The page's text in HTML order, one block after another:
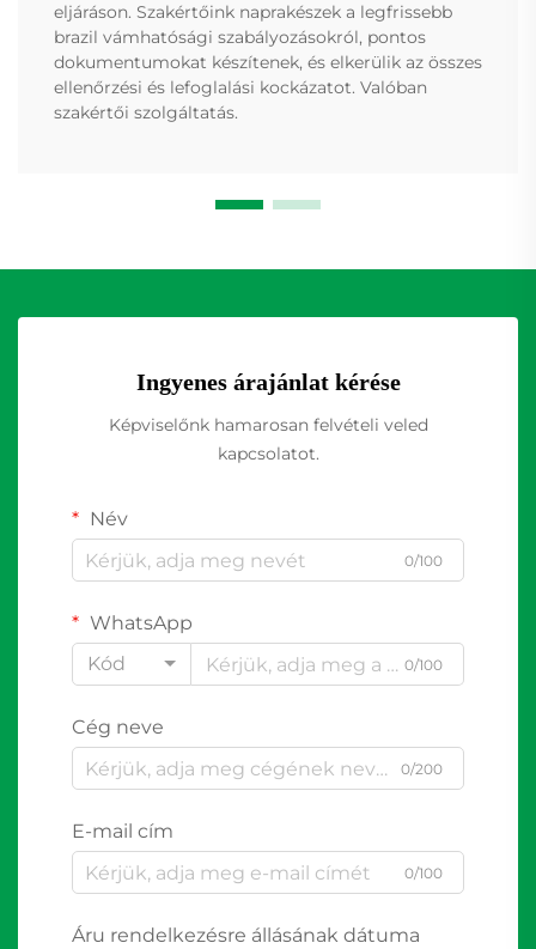
eljáráson. Szakértőink naprakészek a legfrissebb
brazil vámhatósági szabályozásokról, pontos
dokumentumokat készítenek, és elkerülik az összes
ellenőrzési és lefoglalási kockázatot. Valóban
szakértői szolgáltatás.
Ingyenes árajánlat kérése
Képviselőnk hamarosan felvételi veled
kapcsolatot.
Név
0/100
WhatsApp
Kód
0/100
Cég neve
0/200
E-mail cím
0/100
Áru rendelkezésre állásának dátuma